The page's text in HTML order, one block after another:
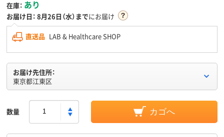
在庫： あり
お届け日： 8月26日（水）までにお届け
直送品 LAB & Healthcare SHOP
お届け先住所：
東京都江東区
数量 カゴへ